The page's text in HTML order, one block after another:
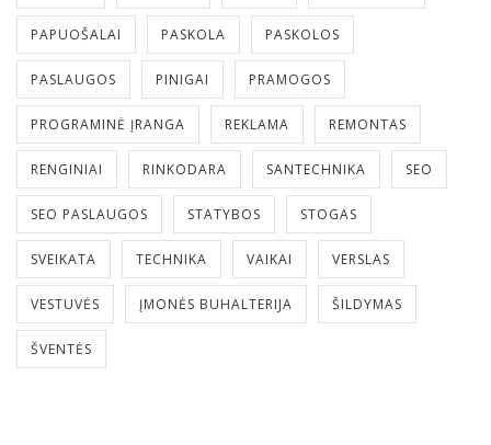
PAPUOŠALAI PASKOLA PASKOLOS
PASLAUGOS PINIGAI PRAMOGOS
PROGRAMINĖ ĮRANGA REKLAMA REMONTAS
RENGINIAI RINKODARA SANTECHNIKA SEO
SEO PASLAUGOS STATYBOS STOGAS
SVEIKATA TECHNIKA VAIKAI VERSLAS
VESTUVĖS ĮMONĖS BUHALTERIJA ŠILDYMAS
ŠVENTĖS